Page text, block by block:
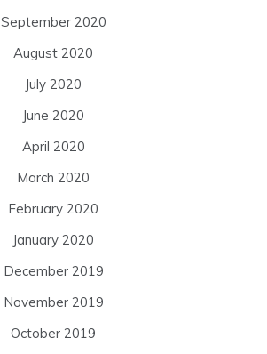
September 2020
August 2020
July 2020
June 2020
April 2020
March 2020
February 2020
January 2020
December 2019
November 2019
October 2019